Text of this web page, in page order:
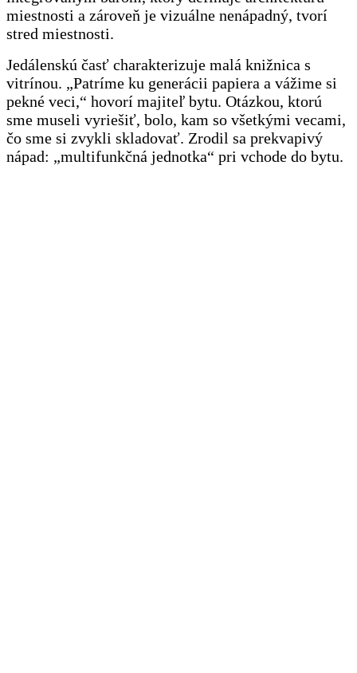
miestnosti a zároveň je vizuálne nenápadný, tvorí
stred miestnosti.
Jedálenskú časť charakterizuje malá knižnica s
vitrínou. „Patríme ku generácii papiera a vážime si
pekné veci,“ hovorí majiteľ bytu. Otázkou, ktorú
sme museli vyriešiť, bolo, kam so všetkými vecami,
čo sme si zvykli skladovať. Zrodil sa prekvapivý
nápad: „multifunkčná jednotka“ pri vchode do bytu.